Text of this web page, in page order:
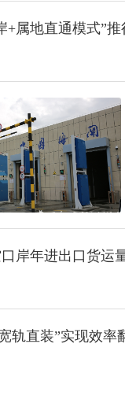
+属地直通模式”
岸年进出口货运
轨直装”实现效率